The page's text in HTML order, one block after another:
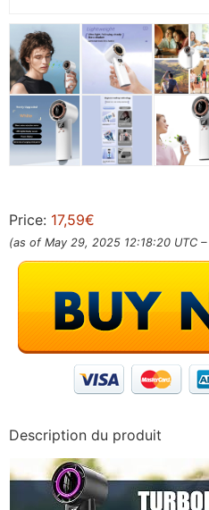
Price: 17,59€
(as of May 29, 2025 12:18:20 UTC –
Description du produit